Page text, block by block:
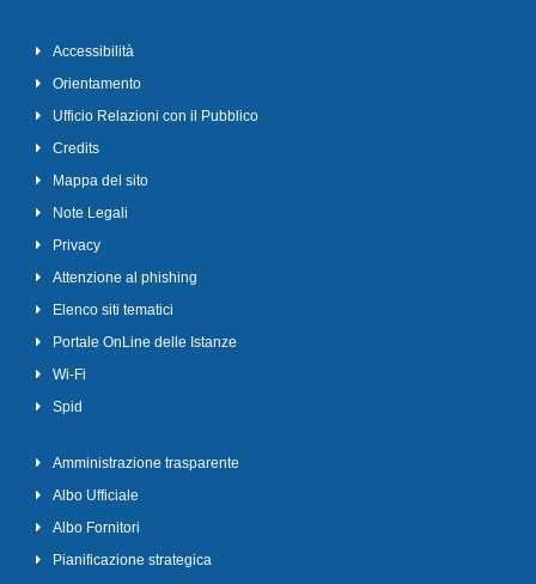
Accessibilità
Orientamento
Ufficio Relazioni con il Pubblico
Credits
Mappa del sito
Note Legali
Privacy
Attenzione al phishing
Elenco siti tematici
Portale OnLine delle Istanze
Wi-Fi
Spid
Amministrazione trasparente
Albo Ufficiale
Albo Fornitori
Pianificazione strategica